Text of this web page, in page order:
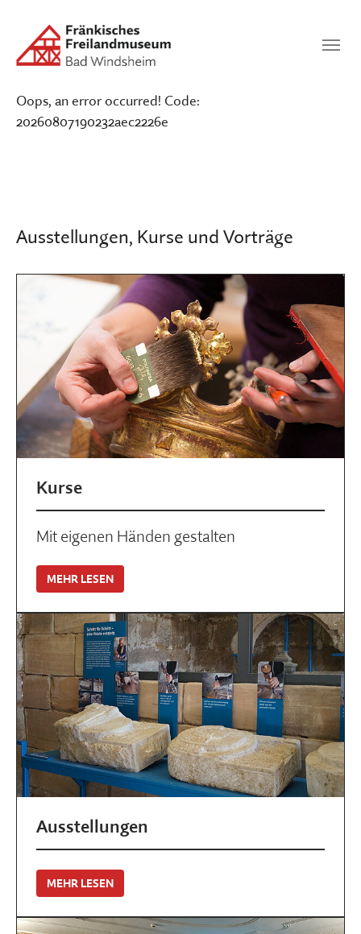
SUCHEN
Oops, an error occurred! Code:
20260807190232aec2226e
Ausstellungen, Kurse und Vorträge
Kurse
Mit eigenen Händen gestalten
MEHR LESEN
Ausstellungen
MEHR LESEN